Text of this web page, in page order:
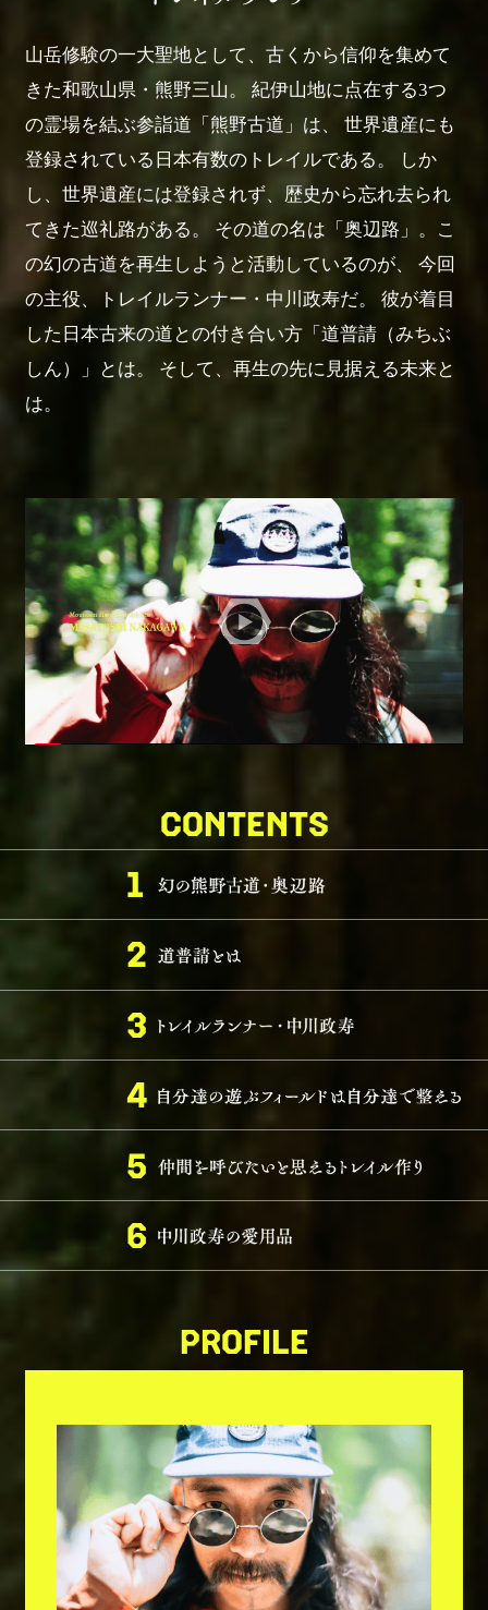
山岳修験の一大聖地として、古くから信仰を集めて
きた和歌山県・熊野三山。
紀伊山地に点在する3つ
の霊場を結ぶ参詣道「熊野古道」は、
世界遺産にも
登録されている日本有数のトレイルである。
しか
し、世界遺産には登録されず、歴史から忘れ去られ
てきた巡礼路がある。
その道の名は「奥辺路」。こ
の幻の古道を再生しようと活動しているのが、
今回
の主役、トレイルランナー・中川政寿だ。
彼が着目
した日本古来の道との付き合い方「道普請（みちぶ
しん）」とは。
そして、再生の先に見据える未来と
は。
CONTENTS
1
2
3
4
5
6
PROFILE